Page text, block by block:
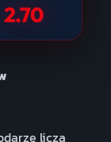
2.70
liczą